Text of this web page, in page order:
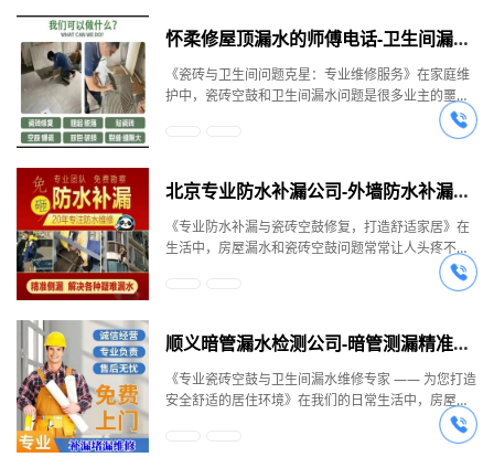
水、厨房漏水、卫生间渗水、顶楼漏水、楼顶漏水、
外墙漏水等，无论是新老屋面漏水、墙面防水漏水、
露台防水漏水，还是地下室伸缩缝、游泳池漏水等复
杂情况，我们都有成熟的解决方案。无论是别墅、高
楼还是普通住宅，不管是屋顶、外墙、厨房、阳台还
是室内墙体渗水等问题，我们都能妥善处理，解决您
键，比如基层不平整、胶粘剂使用不当、瓷砖吸水率
高等。针对这些原因采取措施，可以防止空鼓再次出
现。若您不确定如何维修或问题严重，咨询专业人士
是明智之举。维修过程中，我们也会注意安全，避免
的施工流程严谨科学，包括找出空鼓点、进行标记、
每一个环节都由专业的施工人员精心操作，确保修复
效果达到最佳。我们的施工团队经过专业培训，拥有
丰富的实操经验，能够快速、准确地解决瓷砖空鼓、
翘边、松动、起拱等问题。对于瓷砖脱层、松动的情
式，为您提供多种修复方案，满足您的不同需求。
二、精准漏水检测与维修，守护家居安全房屋漏水是
一个让人头疼的问题，不仅会破坏家居环境，还可能
影响房屋的结构安全。我们的专业漏水检测与维修服
务，将为您解决这个难题。我们拥有先进的漏水检测
设备和专业的技术团队，能够精准定位漏水点。无论
漏水，我们都能快速找到漏水位置，为您提供高效的
维修方案。我们的漏水检测设备采用非破坏性检测技
术，无需拆除装修材料，就能准确找出漏水点。这不
仅节省了维修时间和成本，还能避免对您的家居造成
不必要的破坏。在维修过程中，我们的施工团队会根
据不同的漏水情况，采用合适的维修方法。无论是更
砸伤人。尤其是对于老人、小孩和孕妇等特殊人群来
说，这种潜在的危险更大。我们的团队专注于瓷砖空
鼓修复，是真正的瓷砖空鼓微创修复专家。我们的施
工团队具备专业的技能和丰富的经验，他们经过严格
的专业培训，能够熟练地运用注胶方式进行维修。这
修复工作。其次，维修过程中不会产生大量的灰尘，
用的胶粘剂是通过环氧杂化技术研制的双组份无溶剂
型胶粘剂，它具有强大的粘结强度，超过 3.1 兆帕，
能够牢固地将瓷砖与地面或墙面粘结在一起。这种胶
粘剂还具有室温固化快的特点，1 小时即可告别空
150° 的温差，无论是在极端的气候条件下还是在日常
的使用环境中，都能保持稳定的性能。同时，我们的
材料 0 甲醛、0 苯环保，符合国家标准，并且提供 10
年的质保，让您放心使用。除了瓷砖空鼓修复，我们
在卫生间漏水检测、查漏和维修方面也有着卓越的表
现。卫生间漏水是一个让人十分困扰的问题，它不仅
果长期不处理，空鼓范围会逐渐蔓延，瓷砖会翘起、
脱落，破坏家庭装修的美观。尤其是卫生间瓷砖空
鼓，会引发积水和腐烂发臭等问题，甚至可能绊倒家
人，带来安全风险。我们堪称瓷砖空鼓微创修复专
家。维修时，采用注胶方式来处理瓷砖空鼓、松动、
起翘、脱落等状况。这种施工方法简单快捷，而且牢
基于化学键粘结原理，是高科技的双组份无溶剂型胶
粘剂。其粘结强度非常高，超过 3.1 兆帕，室温下固
化速度快，仅需 1 小时就能让空鼓问题得到明显改
善，6 小时可完全固化。这种材料具有超强的粘接
力，能够长期耐受水泡，适应 - 30° 到 150° 的温差变
金属，而且环保无甲醛、苯，符合国家标准，质保期
墙，就能快速修复空鼓。一次修复，就能彻底解决空
鼓、翘边问题。我们的施工团队都是专业培训后上
岗，有着丰富的实践经验。在修复过程中，会有序地
找出空鼓点、做好标记、微创打孔、准确配比 AB 料
怀柔修屋顶漏水的师傅电话-卫生间漏水补漏维修服务-瓷砖空鼓修复
《瓷砖与卫生间问题克星：专业维修服务》在家庭维
护中，瓷砖空鼓和卫生间漏水问题是很多业主的噩
梦，不过我们专业的维修团队可以为您轻松化解这些
难题。我们作为瓷砖空鼓微创修复专家，针对瓷砖空
案。采用注胶方式维修，这种方式的优势十分明显。
施工过程轻松快捷，修复后的瓷砖牢固程度高，能够
长时间保持稳定。而且施工时不会扬起大量灰尘，您
无需担心施工对您正常居家生活的干扰。我们使用的
双组份无溶剂型胶粘剂是基于化学键粘结原理，通过
环氧杂化技术研制的高科技材料。其粘结强度超过
效果，告别空鼓，6 小时即可彻底固化。这种胶粘剂
还具备长期耐水和适应 -30° 到 150° 温差的特性，无
论是在潮湿的卫生间还是温度变化频繁的环境中，都
能让修复后的瓷砖保持良好状态。瓷砖空鼓是一个容
易被忽视但危害极大的问题。空鼓的瓷砖缺乏稳固的
北京专业防水补漏公司-外墙防水补漏上门维修-防水补漏联系电话-瓷砖空鼓修复
《专业防水补漏与瓷砖空鼓修复，打造舒适家居》在
生活中，房屋漏水和瓷砖空鼓问题常常让人头疼不
已。这些问题不仅影响居住环境的美观和舒适度，还
可能带来安全隐患。幸运的是，有一支专业的团队能
专业防水补漏，让您的家远离漏水困扰卫生间漏水检
测查漏维修卫生间是家庭中用水最多的地方，也是最
容易出现漏水问题的区域。如果您发现卫生间有漏水
现象，我们的专业团队会立即行动起来。我们会使用
先进的检测设备，对卫生间进行全面的检测，找出漏
水的位置和原因。无论是管道漏水、防水层损坏还是
顺义暗管漏水检测公司-暗管测漏精准定位-防水补漏免费上门-瓷砖空鼓修复
《专业瓷砖空鼓与卫生间漏水维修专家 —— 为您打造
安全舒适的居住环境》在我们的日常生活中，房屋的
各种问题常常给我们带来困扰，其中瓷砖空鼓、松
动、起翘、脱落以及卫生间漏水等问题尤为突出。别